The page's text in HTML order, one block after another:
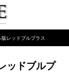
版レッドブルプラス
ッドブルプ